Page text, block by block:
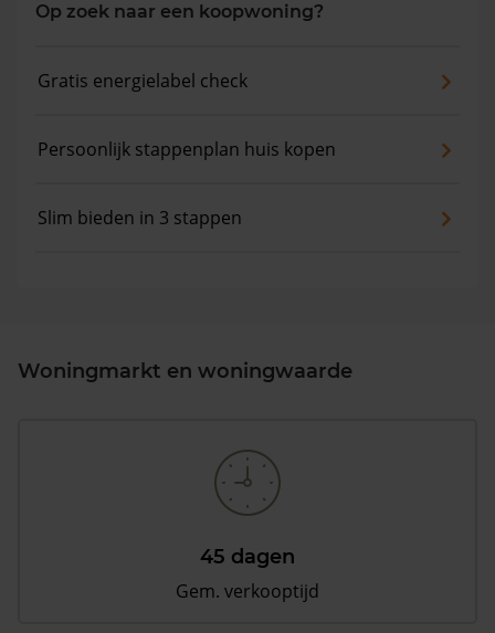
Op zoek naar een koopwoning?
Gratis energielabel check
Persoonlijk stappenplan huis kopen
Slim bieden in 3 stappen
Woningmarkt en woningwaarde
45 dagen
Gem. verkooptijd